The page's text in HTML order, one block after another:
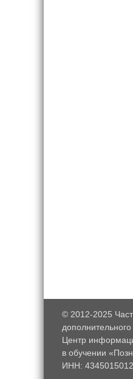
© 2012-2025
Центр
в обучении
ИНН: